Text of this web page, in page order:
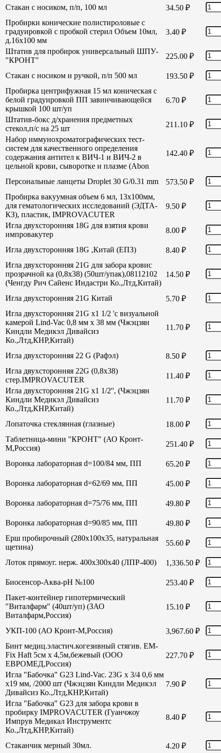
Стакан с носиком, п/п, 100 мл 34.50 ₽
Пробирки конические полистироловые с
градуировкой с пробкой стерил Объем 10мл,
д.16х100 мм
3.40 ₽
Штатив для пробирок универсальный ШПУ-
"КРОНТ"
225.00 ₽
Стакан с носиком и ручкой, п/п 500 мл 193.50 ₽
Пробирка центрифужная 15 мл коническая с
белой градуировкой ПП завинчивающейся
крышкой 100 шт/уп
6.70 ₽
Штатив-бокс д/хранения предметных
стекол,п/с на 25 шт
211.10 ₽
Набор иммунохроматографических тест-
систем для качественного определения
содержания антител к ВИЧ-1 и ВИЧ-2 в
цельной крови, сыворотке и плазме (Abon
142.40 ₽
Персональные ланцеты Droplet 30 G/0.31 mm 573.50 ₽
Пробирка вакуумная объем 6 мл, 13х100мм,
для гематологических исследований (ЭДТА-
КЗ), пластик, IMPROVACUTER
9.50 ₽
Игла двухсторонняя 18G для взятия крови
импровакутер
8.00 ₽
Игла двухсторонняя 18G ,Китай (ЕПЗ) 8.40 ₽
Игла двухсторонняя 21G для забора кровис
прозрачной ка (0,8х38) (50шт/упак),08112102
(Ченгду Рич Сайенс Индастри Ко.,Лтд,Китай)
14.50 ₽
Игла двухсторонняя 21G Китай 5.70 ₽
Игла двухсторонняя 21G х1 1/2 'с визуальной
камерой Lind-Vac 0,8 мм х 38 мм (Чжэцзян
Киндли Медикэл Дивайсиз
Ко.,Лтд,КНР,Китай)
11.70 ₽
Игла двухсторонняя 22 G (Рафэл) 8.50 ₽
Игла двухсторонняя 22G (0,8х38)
стер.IMPROVACUTER
11.40 ₽
Игла двухсторонняя 21G х1 1/2'', (Чжэцзян
Киндли Медикэл Дивайсиз
Ко.,Лтд,КНР,Китай)
11.70 ₽
Лопаточка стеклянная (глазные) 18.00 ₽
Таблетница-мини "КРОНТ" (АО Кронт-
М,Россия)
251.40 ₽
Воронка лабораторная d=100/84 мм, ПП 65.20 ₽
Воронка лабораторная d=62/69 мм, ПП 45.00 ₽
Воронка лабораторная d=75/76 мм, ПП 49.80 ₽
Воронка лабораторная d=90/85 мм, ПП 49.80 ₽
Ерш пробирочный (280х100х35, натуральная
щетина)
55.60 ₽
Лоток прямоуг. нерж. 400х300х40 (ЛПР-400) 1,336.50 ₽
Биосенсор-Аква-рН №100 253.40 ₽
Пакет-контейнер гипотермический
"Виталфарм" (40шт/уп) (ЗАО
Виталфарм,Россия)
15.10 ₽
УКП-100 (АО Кронт-М,Россия) 3,967.60 ₽
Бинт медиц.эластич.когезивный стягив. EM-
Fix Haft 5см х 4,5м,бежевый (ООО
ЕВРОМЕД,Россия)
227.70 ₽
Игла "Бабочка" G23 Lind-Vac. 23G х 3/4 0,6 мм
х19 мм, /2000 шт (Чжэцзян Киндли Медикэл
Дивайсиз Ко.,Лтд,КНР,Китай)
7.90 ₽
Игла "Бабочка" G23 для забора крови в
пробирку IMPROVACUTER (Гуанчжоу
Импрув Медикал Инструментс
Ко.,Лтд,КНР,Китай)
8.40 ₽
Стаканчик мерный 30мл. 4.20 ₽